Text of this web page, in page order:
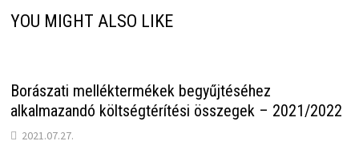
YOU MIGHT ALSO LIKE
Borászati melléktermékek begyűjtéséhez
alkalmazandó költségtérítési összegek – 2021/2022
2021.07.27.